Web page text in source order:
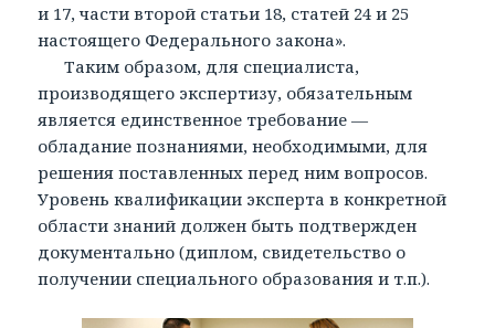
и 17, части второй статьи 18, статей 24 и 25
настоящего Федерального закона».
Таким образом, для специалиста,
производящего экспертизу, обязательным
является единственное требование —
обладание познаниями, необходимыми, для
решения поставленных перед ним вопросов.
Уровень квалификации эксперта в конкретной
области знаний должен быть подтвержден
документально (диплом, свидетельство о
получении специального образования и т.п.).